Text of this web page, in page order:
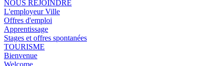
NOUS REJOINDRE
L'employeur Ville
Offres d'emploi
Apprentissage
Stages et offres spontanées
TOURISME
Bienvenue